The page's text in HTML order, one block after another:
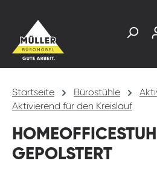
Startseite Bürostühle
Aktivierend für den Kreislauf
GEPOLSTERT